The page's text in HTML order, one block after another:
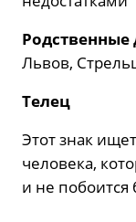
Родственные
Львов,
Телец
Этот знак
человека,
и не побоится